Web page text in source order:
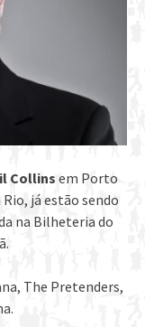
Collins em Porto
já estão sendo
na Bilheteria do
The Pretenders,